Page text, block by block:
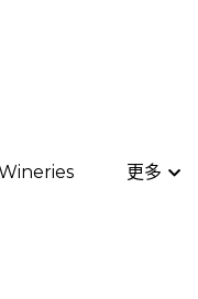
更多
更多